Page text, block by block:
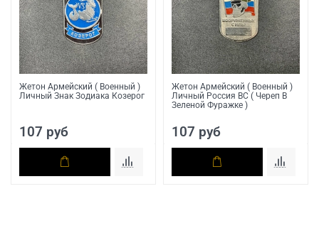
Жетон Армейский ( Военный )
Личный Знак Зодиака Козерог
107 руб
Жетон Армейский ( Военный )
Личный Россия ВС ( Череп В
Зеленой Фуражке )
107 руб